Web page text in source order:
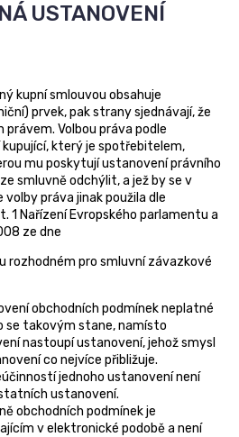
USTANOVENÍ
kupní smlouvou obsahuje
prvek, pak strany sjednávají, že
Volbou práva podle
který je spotřebitelem,
mu poskytují ustanovení právního
smluvně odchýlit, a jež by se v
práva jinak použila dle
1 Nařízení Evropského parlamentu a
ze dne
rozhodném pro smluvní závazkové
obchodních podmínek neplatné
se takovým stane, namísto
nastoupí ustanovení, jehož smysl
co nejvíce přibližuje.
jednoho ustanovení není
ustanovení.
obchodních podmínek je
v elektronické podobě a není